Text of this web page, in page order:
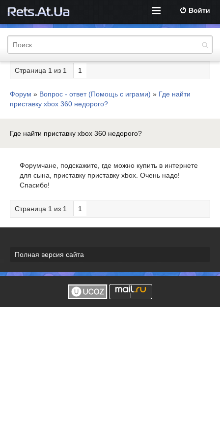
Войти
Страница 1 из 1 1
Форум » Вопрос - ответ (Помощь с играми) » Где найти
приставку xbox 360 недорого?
Где найти приставку xbox 360 недорого?
Форумчане, подскажите, где можно купить в интернете
для сына, приставку приставку xbox. Очень надо!
Спасибо!
Страница 1 из 1 1
Полная версия сайта